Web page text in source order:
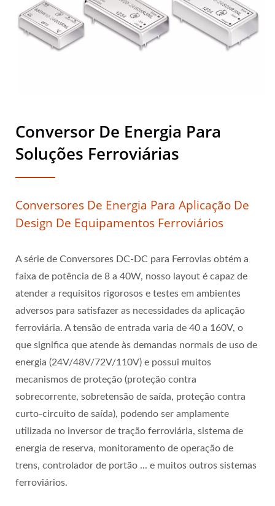
Conversor De Energia Para
Soluções Ferroviárias
Conversores De Energia Para Aplicação De
Design De Equipamentos Ferroviários
A série de Conversores DC-DC para Ferrovias obtém a
faixa de potência de 8 a 40W, nosso layout é capaz de
atender a requisitos rigorosos e testes em ambientes
adversos para satisfazer as necessidades da aplicação
ferroviária. A tensão de entrada varia de 40 a 160V, o
que significa que atende às demandas normais de uso de
energia (24V/48V/72V/110V) e possui muitos
mecanismos de proteção (proteção contra
sobrecorrente, sobretensão de saída, proteção contra
curto-circuito de saída), podendo ser amplamente
utilizada no inversor de tração ferroviária, sistema de
energia de reserva, monitoramento de operação de
trens, controlador de portão ... e muitos outros sistemas
ferroviários.